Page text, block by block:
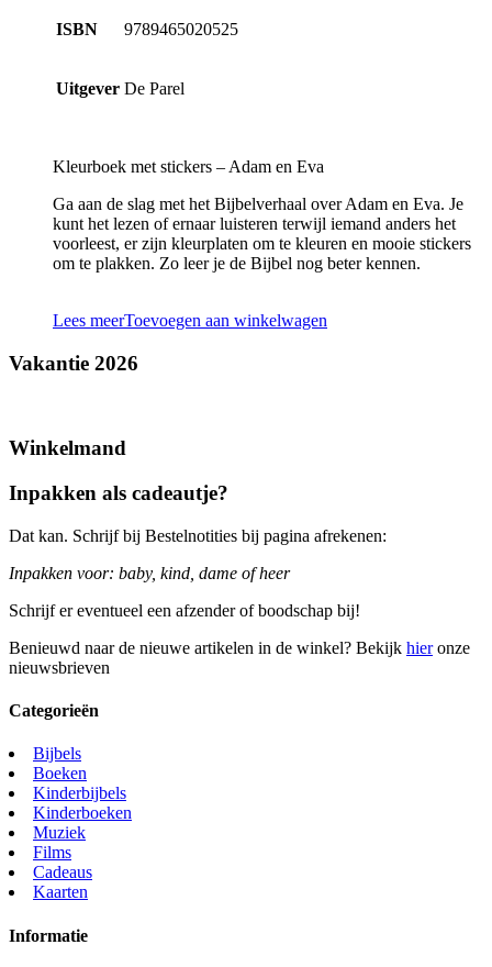
ISBN 9789465020525
Uitgever De Parel
Kleurboek met stickers – Adam en Eva
Ga aan de slag met het Bijbelverhaal over Adam en Eva. Je
kunt het lezen of ernaar luisteren terwijl iemand anders het
voorleest, er zijn kleurplaten om te kleuren en mooie stickers
om te plakken. Zo leer je de Bijbel nog beter kennen.
Lees meerToevoegen aan winkelwagen
Vakantie 2026
Winkelmand
Inpakken als cadeautje?
Dat kan. Schrijf bij Bestelnotities bij pagina afrekenen:
Inpakken voor: baby, kind, dame of heer
Schrijf er eventueel een afzender of boodschap bij!
Benieuwd naar de nieuwe artikelen in de winkel? Bekijk hieronze
nieuwsbrieven
Categorieën
Bijbels
Boeken
Kinderbijbels
Kinderboeken
Muziek
Films
Cadeaus
Kaarten
Informatie